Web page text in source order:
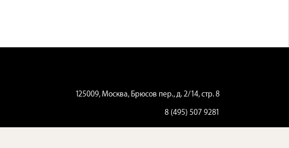
125009, Москва, Брюсов пер., д. 2/14, стр. 8
8 (495) 507 9281